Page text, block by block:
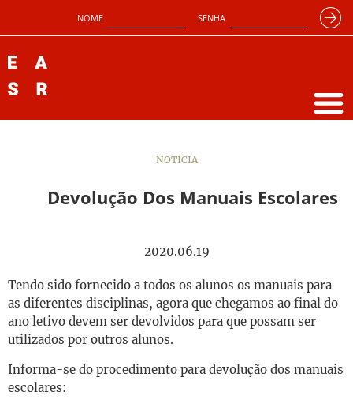
NOME SENHA
NOTÍCIA
Devolução Dos Manuais Escolares
2020.06.19
Tendo sido fornecido a todos os alunos os manuais para
as diferentes disciplinas, agora que chegamos ao final do
ano letivo devem ser devolvidos para que possam ser
utilizados por outros alunos.
Informa-se do procedimento para devolução dos manuais
escolares: